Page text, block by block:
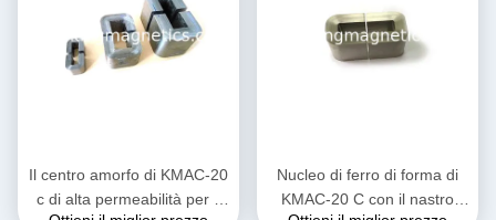
Il centro amorfo di KMAC-20
c di alta permeabilità per il
Nucleo di ferro di forma di
KMAC-20 C con il nastro